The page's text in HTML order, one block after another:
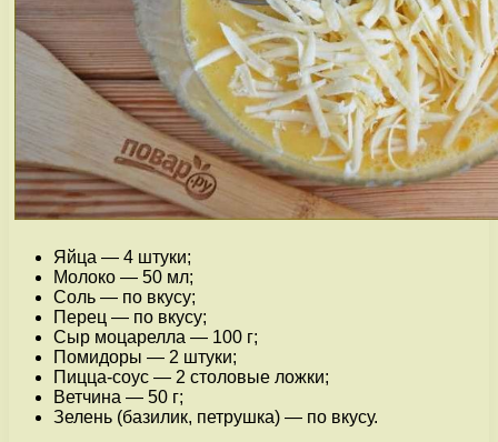
Яйца — 4 штуки;
Молоко — 50 мл;
Соль — по вкусу;
Перец — по вкусу;
Сыр моцарелла — 100 г;
Помидоры — 2 штуки;
Пицца-соус — 2 столовые ложки;
Ветчина — 50 г;
Зелень (базилик, петрушка) — по вкусу.